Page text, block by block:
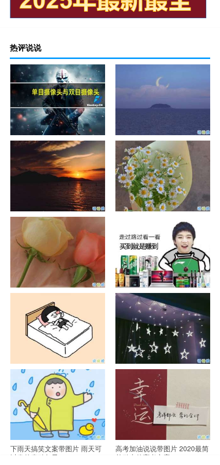
热评说说
单目摄像头与双目摄像头
晚安励志语录带图片 晚安心语
励志鸡汤
日出文案温柔句子 看日出的微
信说说配图
晒风景照的唯美说说配图 适合
发风景的朋友圈文案
官宣恋爱的说说配图 官宣句子
抖音摆地摊文案 摆地摊的搞笑
说说带图片
谐音梗土味情话大全带图片 油
腻搞笑的土味情话
很酷的霸气句子带图片 最新霸
气说说高冷范
下雨天搞笑文案带图片 雨天可
以发的幽默句子
高考加油说说带图片 2020最简
单励志的高考文案